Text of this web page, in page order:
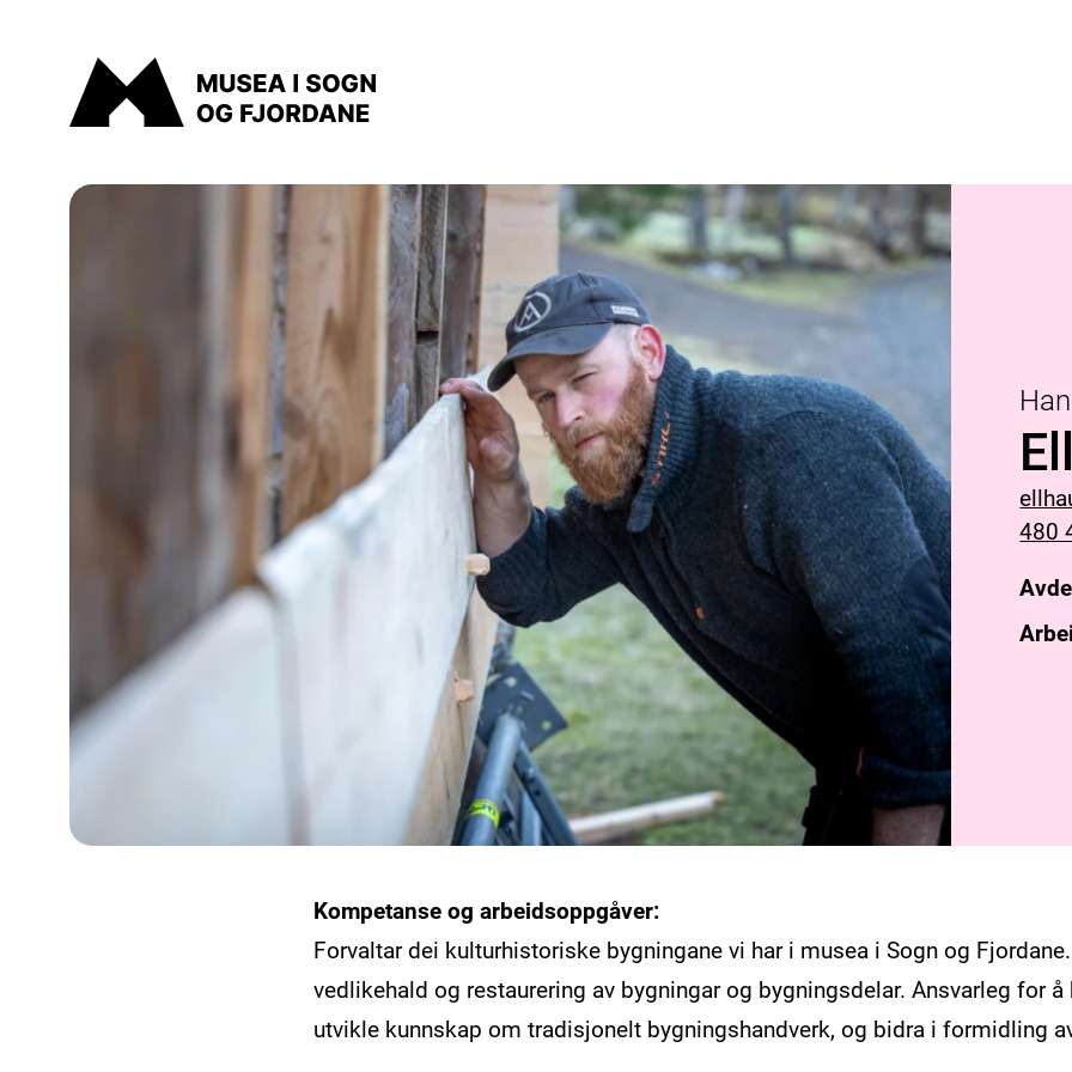
Musea i Sogn og Fjordane
480
Kompetanse og arbeidsoppgåver:
Forvaltar dei kulturhistoriske bygningane vi har i musea i Sogn og
vedlikehald og restaurering av bygningar og bygningsdelar. Ansvarleg for
utvikle kunnskap om tradisjonelt bygningshandverk, og bidra i formidling